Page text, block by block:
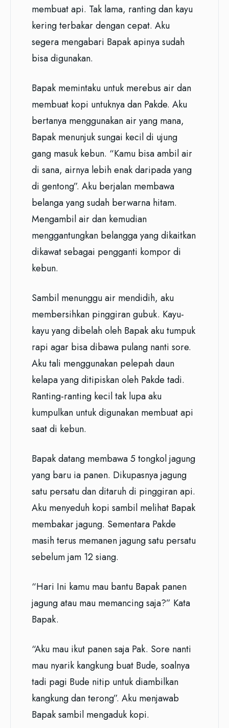
membuat api. Tak lama, ranting dan kayu
kering terbakar dengan cepat. Aku
segera mengabari Bapak apinya sudah
bisa digunakan.
Bapak memintaku untuk merebus air dan
membuat kopi untuknya dan Pakde. Aku
bertanya menggunakan air yang mana,
Bapak menunjuk sungai kecil di ujung
gang masuk kebun. “Kamu bisa ambil air
di sana, airnya lebih enak daripada yang
di gentong”. Aku berjalan membawa
belanga yang sudah berwarna hitam.
Mengambil air dan kemudian
menggantungkan belangga yang dikaitkan
dikawat sebagai pengganti kompor di
kebun.
Sambil menunggu air mendidih, aku
membersihkan pinggiran gubuk. Kayu-
kayu yang dibelah oleh Bapak aku tumpuk
rapi agar bisa dibawa pulang nanti sore.
Aku tali menggunakan pelepah daun
kelapa yang ditipiskan oleh Pakde tadi.
Ranting-ranting kecil tak lupa aku
kumpulkan untuk digunakan membuat api
saat di kebun.
Bapak datang membawa 5 tongkol jagung
yang baru ia panen. Dikupasnya jagung
satu persatu dan ditaruh di pinggiran api.
Aku menyeduh kopi sambil melihat Bapak
membakar jagung. Sementara Pakde
masih terus memanen jagung satu persatu
sebelum jam 12 siang.
“Hari Ini kamu mau bantu Bapak panen
jagung atau mau memancing saja?” Kata
Bapak.
“Aku mau ikut panen saja Pak. Sore nanti
mau nyarik kangkung buat Bude, soalnya
tadi pagi Bude nitip untuk diambilkan
kangkung dan terong”. Aku menjawab
Bapak sambil mengaduk kopi.